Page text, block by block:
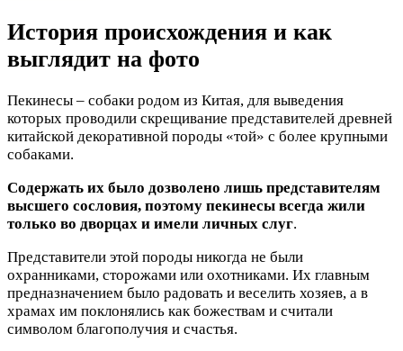
История происхождения и как
выглядит на фото
Пекинесы – собаки родом из Китая, для выведения
которых проводили скрещивание представителей древней
китайской декоративной породы «той» с более крупными
собаками.
Содержать их было дозволено лишь представителям
высшего сословия, поэтому пекинесы всегда жили
только во дворцах и имели личных слуг.
Представители этой породы никогда не были
охранниками, сторожами или охотниками. Их главным
предназначением было радовать и веселить хозяев, а в
храмах им поклонялись как божествам и считали
символом благополучия и счастья.